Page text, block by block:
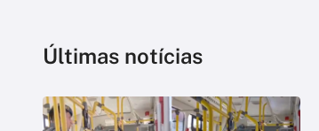
Últimas notícias